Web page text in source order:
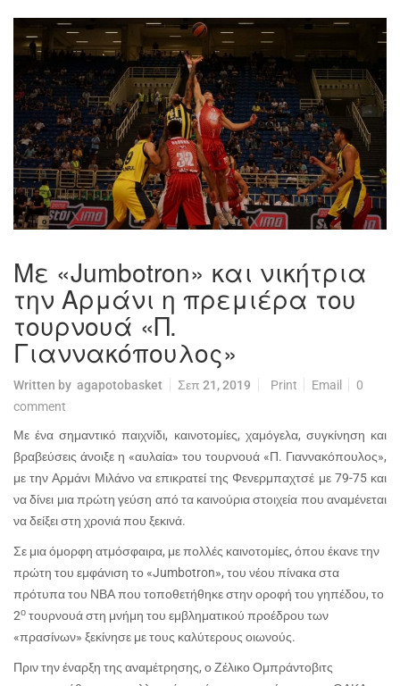
Με «Jumbotron» και νικήτρια
την Αρμάνι η πρεμιέρα του
τουρνουά «Π.
Γιαννακόπουλος»
Written by agapotobasket Σεπ 21, 2019 Print Email
0
comment
Με ένα σημαντικό παιχνίδι, καινοτομίες, χαμόγελα, συγκίνηση και
βραβεύσεις άνοιξε η «αυλαία» του τουρνουά «Π. Γιαννακόπουλος»,
με την Αρμάνι Μιλάνο να επικρατεί της Φενερμπαχτσέ με 79-75 και
να δίνει μια πρώτη γεύση από τα καινούρια στοιχεία που αναμένεται
να δείξει στη χρονιά που ξεκινά.
Σε μια όμορφη ατμόσφαιρα, με πολλές καινοτομίες, όπου έκανε την
πρώτη του εμφάνιση το «Jumbotron», του νέου πίνακα στα
πρότυπα του ΝΒΑ που τοποθετήθηκε στην οροφή του γηπέδου, το
2ο τουρνουά στη μνήμη του εμβληματικού προέδρου των
«πρασίνων» ξεκίνησε με τους καλύτερους οιωνούς.
Πριν την έναρξη της αναμέτρησης, ο Ζέλικο Ομπράντοβιτς